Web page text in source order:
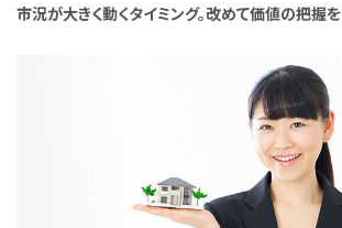
市況が大きく動くタイミング。改めて価値の把握を